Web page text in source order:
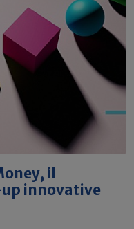
il
innovative